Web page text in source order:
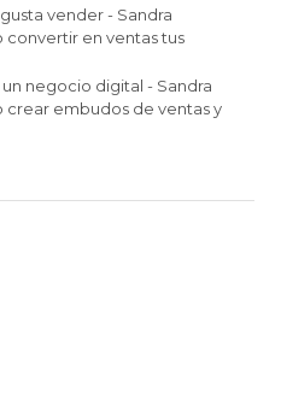
vender - Sandra
convertir en ventas tus
negocio digital - Sandra
crear embudos de ventas y